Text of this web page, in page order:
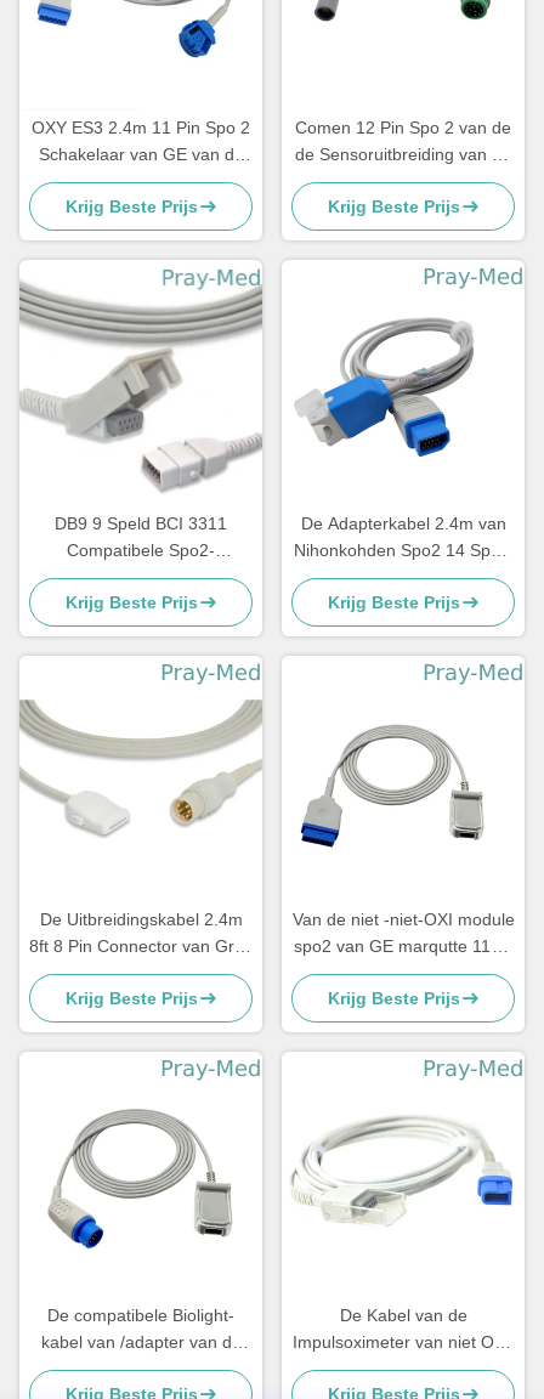
OXY ES3 2.4m 11 Pin Spo 2
Schakelaar van GE van de
Uitbreidingskabel de Enige
Gesloten
Krijg Beste Prijs
Comen 12 Pin Spo 2 van de
de Sensoruitbreiding van de
Adapterkabel Spo2 de Draad
Grey Color
Krijg Beste Prijs
DB9 9 Speld BCI 3311
Compatibele Spo2-
Uitbreidingskabel Medische
Smiths
Krijg Beste Prijs
De Adapterkabel 2.4m van
Nihonkohden Spo2 14 Speld
jl-900P TPU Jasje
Krijg Beste Prijs
De Uitbreidingskabel 2.4m
8ft 8 Pin Connector van Gray
Schiller SpO2
Krijg Beste Prijs
Van de niet -niet-OXI module
spo2 van GE marqutte 11pin
de de adapterkabel/de
uitbreidingskabel van fabriek
verstrekt
Krijg Beste Prijs
De compatibele Biolight-
kabel van /adapter van de
uitbreidingskabel
Krijg Beste Prijs
De Kabel van de
Impulsoximeter van niet OXI,
de Sensorkabel van
Krijg Beste Prijs